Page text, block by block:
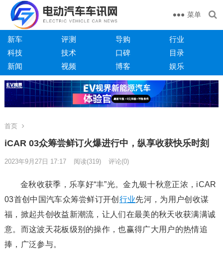
菜单
新车 评测 导购
行业
科技
技术 口碑
目录
新闻
视频 博客 娱乐
首页
iCAR 03众筹尝鲜订火爆进行中，纵享收获快乐时刻
2023年9月27日 17:17 阅读(319) 评论(0)
金秋收获季，乐享好“丰”光。金九银十秋意正浓，iCAR
03首创中国汽车众筹尝鲜订开创 行业先河，为用户创收谋
福，掀起共创收益新潮流，让人们在最美的秋天收获满满诚
意。而这波天花板级别的操作，也赢得广大用户的热情追
捧，广泛参与。